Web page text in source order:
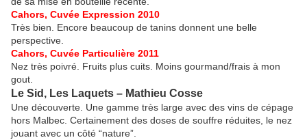
Cahors, Cuvée Expression 2010
Très bien. Encore beaucoup de tanins donnent une belle
perspective.
Cahors, Cuvée Particulière 2011
Nez très poivré. Fruits plus cuits. Moins gourmand/frais à mon
gout.
Le Sid, Les Laquets – Mathieu Cosse
Une découverte. Une gamme très large avec des vins de cépage
hors Malbec. Certainement des doses de souffre réduites, le nez
jouant avec un côté “nature”.